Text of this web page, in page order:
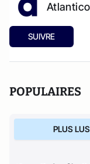
SUIVRE
POPULAIRES
PLUS LUS